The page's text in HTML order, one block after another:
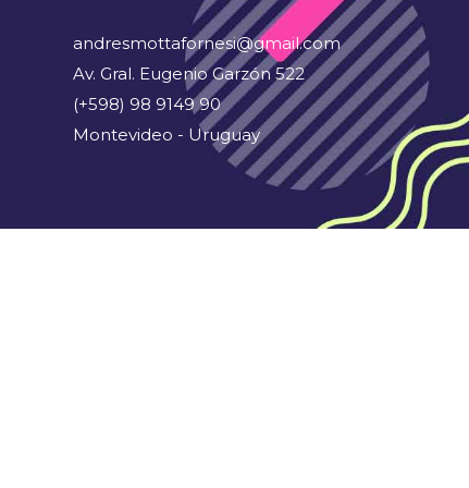
andresmottafornesi@gmail.com
Av. Gral. Eugenio Garzón 522
(+598) 98 9149 90
Montevideo - Uruguay